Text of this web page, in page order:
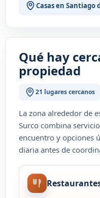
Casas en Santiago
Qué hay
propiedad
21 lugares cercanos
La zona alrededor de
Surco combina
encuentro y opciones
diaria antes de